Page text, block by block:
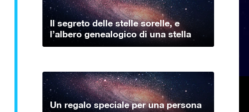
Il segreto delle stelle sorelle, e
l’albero genealogico di una stella
Un regalo speciale per una persona